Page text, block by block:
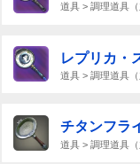
道具 > 調理道具（
レプリカ・
道具 > 調理道具（
チタンフラ
道具 > 調理道具（